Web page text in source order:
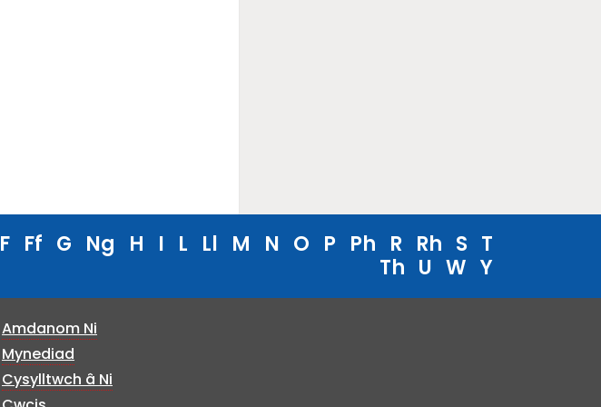
F Ff G Ng H I L Ll M N O P Ph R Rh S T
Th U W Y
Amdanom Ni
Mynediad
Cysylltwch â Ni